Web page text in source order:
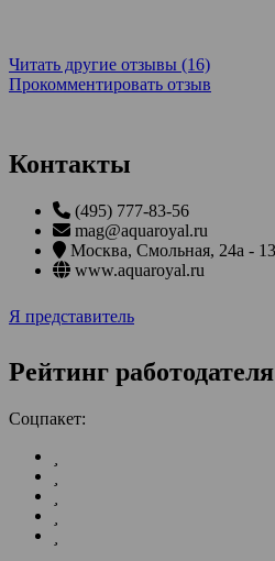
Читать другие отзывы (16)
Прокомментировать отзыв
Контакты
(495) 777-83-56
mag@aquaroyal.ru
Москва,
www.aquaroyal.ru
Я представитель
Рейтинг работодателя
Соцпакет: